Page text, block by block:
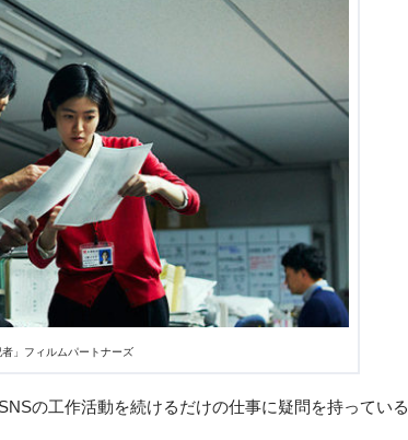
」フィルムパートナーズ
の工作活動を続けるだけの仕事に疑問を持っている